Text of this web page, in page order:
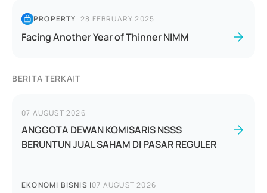
PROPERTY|28 FEBRUARY 2025
Facing Another Year of Thinner NIMM
BERITA TERKAIT
07 AUGUST 2026
ANGGOTA DEWAN KOMISARIS NSSS
BERUNTUN JUAL SAHAM DI PASAR REGULER
EKONOMI BISNIS |07 AUGUST 2026